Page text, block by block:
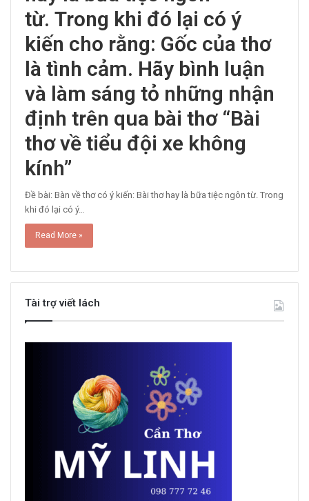
từ. Trong khi đó lại có ý
kiến cho rằng: Gốc của thơ
là tình cảm. Hãy bình luận
và làm sáng tỏ những nhận
định trên qua bài thơ “Bài
thơ về tiểu đội xe không
kính”
Đề bài: Bàn về thơ có ý kiến: Bài thơ hay là bữa tiệc ngôn từ. Trong
khi đó lại có ý…
Read More »
Tài trợ viết lách